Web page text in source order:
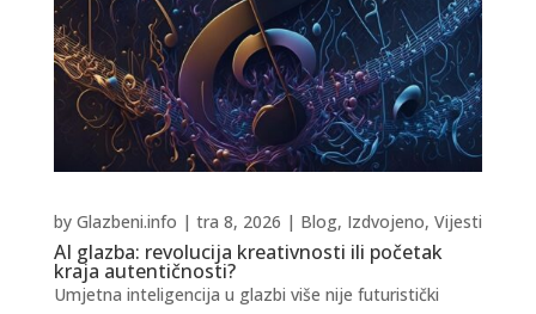
AI glazba: revolucija kreativnosti ili početak
kraja autentičnosti?
by Glazbeni.info | tra 8, 2026 | Blog, Izdvojeno, Vijesti
Umjetna inteligencija u glazbi više nije futuristički